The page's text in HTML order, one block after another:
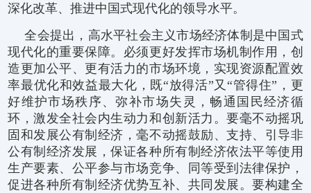
深化改革、推进中国式现代化的领导水平。
全会提出，高水平社会主义市场经济体制是中国式
现代化的重要保障。必须更好发挥市场机制作用，创
造更加公平、更有活力的市场环境，实现资源配置效
率最优化和效益最大化，既“放得活”又“管得住”，更
好维护市场秩序、弥补市场失灵，畅通国民经济循
环，激发全社会内生动力和创新活力。要毫不动摇巩
固和发展公有制经济，毫不动摇鼓励、支持、引导非
公有制经济发展，保证各种所有制经济依法平等使用
生产要素、公平参与市场竞争、同等受到法律保护，
促进各种所有制经济优势互补、共同发展。要构建全